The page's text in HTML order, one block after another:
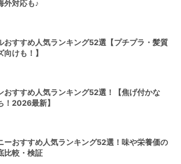
外対応も♪
おすすめ人気ランキング52選【プチプラ・髪質
向けも！】
おすすめ人気ランキング52選！【焦げ付かな
！2026最新】
ーおすすめ人気ランキング52選！味や栄養価の
比較・検証